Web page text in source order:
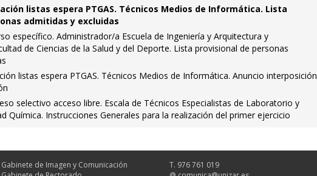
listas espera PTGAS. Técnicos Medios de Informática. Lista
admitidas y excluidas
específico. Administrador/a Escuela de Ingeniería y Arquitectura y
de Ciencias de la Salud y del Deporte. Lista provisional de personas
listas espera PTGAS. Técnicos Medios de Informática. Anuncio interposición
selectivo acceso libre. Escala de Técnicos Especialistas de Laboratorio y
Química. Instrucciones Generales para la realización del primer ejercicio
Gabinete de Imagen y Comunicación
T. 976 761 019